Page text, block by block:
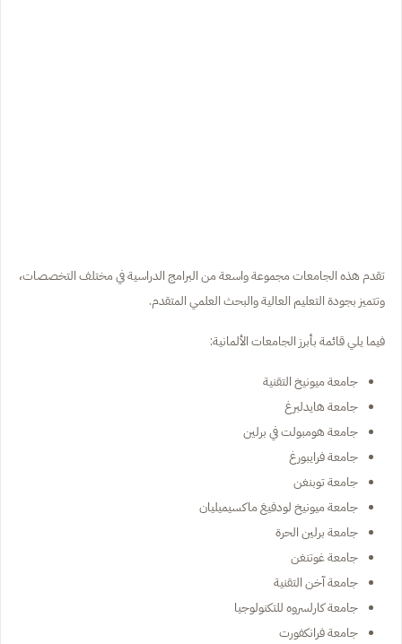
تقدم هذه الجامعات مجموعة واسعة من البرامج الدراسية في مختلف التخصصات،
وتتميز بجودة التعليم العالية والبحث العلمي المتقدم.
فيما يلي قائمة بأبرز الجامعات الألمانية:
جامعة ميونيخ التقنية
جامعة هايدلبرغ
جامعة هومبولت في برلين
جامعة فرايبورغ
جامعة توبنغن
جامعة ميونيخ لودفيغ ماكسيميليان
جامعة برلين الحرة
جامعة غوتنغن
جامعة آخن التقنية
جامعة كارلسروه للتكنولوجيا
جامعة فرانكفورت